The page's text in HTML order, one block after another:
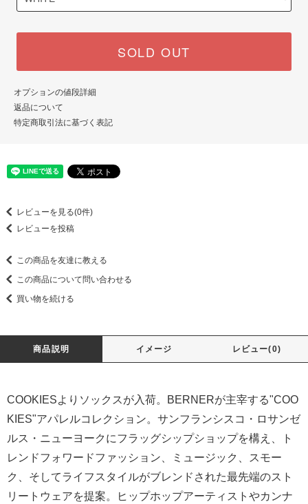
SOLD OUT
オプションの値段詳細
返品について
特定商取引法に基づく表記
レビューを見る(0件)
レビューを投稿
この商品を友達に教える
この商品について問い合わせる
買い物を続ける
商品説明 イメージ レビュー(0)
COOKIESよりソックスが入荷。BERNERが主宰する"COO
KIES"アパレルコレクション。サンフランシスコ・ロサンゼ
ルス・ニューヨークにフラッグシップショップを構え、ト
レンドフォワードファッション、ミュージック、スモー
ク、そしてライフスタイルがブレンドされた最先端のスト
リートウェアを提案。ヒップホップアーティストやカンナ